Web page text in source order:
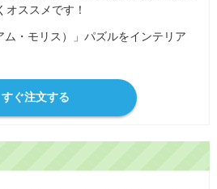
オススメです！
すぐ注文する